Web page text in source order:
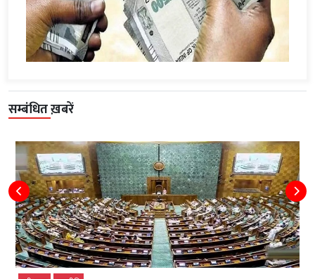
सम्बंधित ख़बरें